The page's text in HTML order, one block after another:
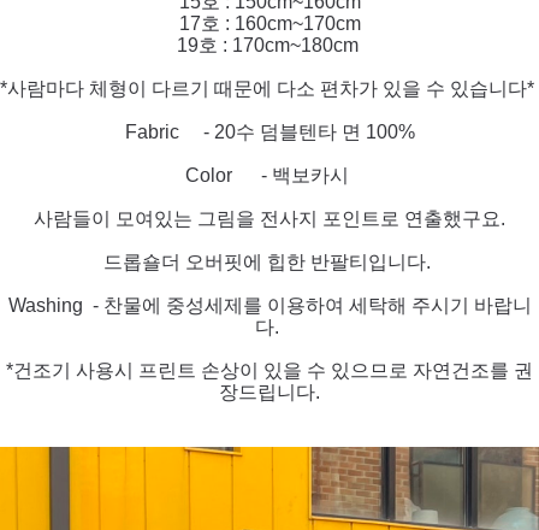
17호 : 160cm~170cm
19호 : 170cm~180cm
*사람마다 체형이 다르기 때문에 다소 편차가 있을 수 있습니다*
Fabric - 20수 덤블텐타 면 100%
Color - 백보카시
사람들이 모여있는 그림을 전사지 포인트로 연출했구요.
드롭숄더 오버핏에 힙한 반팔티입니다.
Washing - 찬물에 중성세제를 이용하여 세탁해 주시기 바랍니
다.
*건조기 사용시 프린트 손상이 있을 수 있으므로 자연건조를 권
장드립니다.